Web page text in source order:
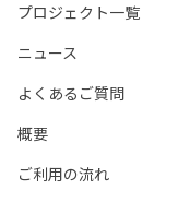
プロジェクト一覧
ニュース
よくあるご質問
概要
ご利用の流れ